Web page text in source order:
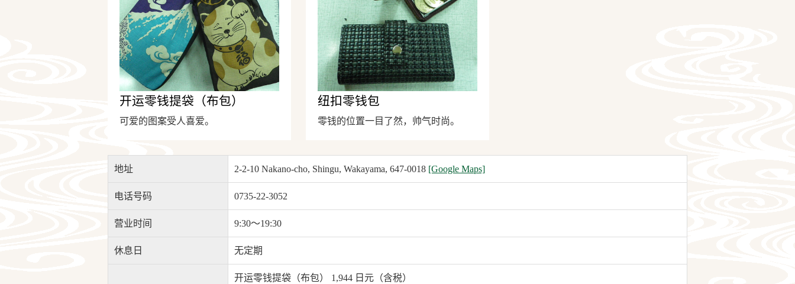
开运零钱提袋（布包）
可爱的图案受人喜爱。
纽扣零钱包
零钱的位置一目了然，帅气时尚。
地址 2-2-10 Nakano-cho, Shingu, Wakayama, 647-0018 [Google Maps]
电话号码 0735-22-3052
营业时间 9:30～19:30
休息日 无定期
开运零钱提袋（布包） 1,944 日元（含税）